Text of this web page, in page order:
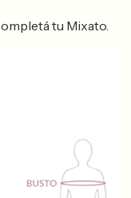
tu Mixato.